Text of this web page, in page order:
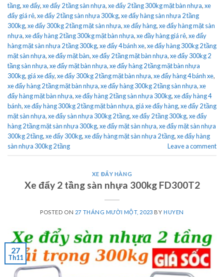
tầng,xe đẩy,xe đẩy 2 tầng sàn nhựa,xe đẩy 2 tầng 300kg mặt bàn nhựa,xe
đẩy giá rẻ,xe đẩy 2 tầng sàn nhựa 300kg,xe đẩy hàng sàn nhựa 2 tầng
300kg,xe đẩy 300kg 2 tầng mặt sàn nhựa,xe đẩy hàng,xe đẩy hàng mặt sàn
nhựa,xe đẩy hàng 2 tầng 300kg mặt bàn nhựa,xe đầy hàng giá rẻ,xe đẩy
hàng mặt sàn nhựa 2 tầng 300kg,xe đẩy 4 bánh xe,xe đẩy hàng 300kg 2 tầng
mặt sàn nhựa,xe đẩy mặt bàn,xe đẩy 2 tầng mặt bàn nhựa,xe đẩy 300kg 2
tầng sàn nhựa,xe đẩy mặt bàn nhựa,xe đẩy hàng 2 tầng mặt bàn nhựa
300kg, giá xe đẩy,xe đẩy 300kg 2 tầng mặt bàn nhựa,xe đẩy hàng 4 bánh xe,
xe đẩy hàng 2 tầng mặt bàn nhựa,xe đẩy hàng 300kg 2 tầng sàn nhựa,xe
đẩy hàng mặt bàn nhựa,xe đẩy hàng 2 tầng sàn nhựa 300kg,xe đẩy hàng 4
bánh,xe đẩy hàng 300kg 2 tầng mặt bàn nhựa, giá xe đẩy hàng,xe đẩy 2 tầng
mặt sàn nhựa,xe đẩy sàn nhựa 300kg 2 tầng,xe đẩy 2 tầng 300kg,xe đẩy
hàng 2 tầng mặt sàn nhựa 300kg,xe đẩy mặt sàn nhựa,xe đẩy mặt sàn nhựa
300kg 2 tầng,xe đẩy 300kg,xe đẩy hàng mặt sàn nhựa 2 tầng,xe đẩy hàng
sàn nhựa 300kg 2 tầng
Leave a comment
XE ĐẨY HÀNG
Xe đẩy 2 tầng sàn nhựa 300kg FD300T2
POSTED ON 27 THÁNG MƯỜI MỘT, 2023 BY HUYEN
27
Th11